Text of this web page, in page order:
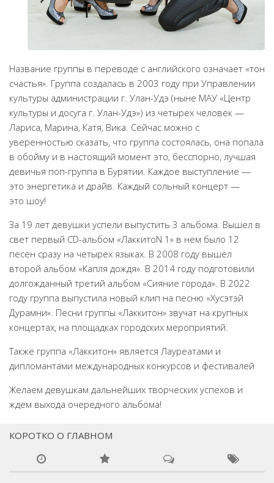
Название группы в переводе с английского означает «тон
счастья». Группа создалась в 2003 году при Управлении
культуры администрации г. Улан-Удэ (ныне МАУ «Центр
культуры и досуга г. Улан-Удэ») из четырех человек —
Лариса, Марина, Катя, Вика. Сейчас можно с
уверенностью сказать, что группа состоялась, она попала
в обойму и в настоящий момент это, бесспорно, лучшая
девичья поп-группа в Бурятии. Каждое выступление —
это энергетика и драйв. Каждый сольный концерт —
это шоу!
За 19 лет девушки успели выпустить 3 альбома. Вышел в
свет первый CD-альбом «ЛаккитоN 1» в нем было 12
песен сразу на четырех языках. В 2008 году вышел
второй альбом «Капля дождя». В 2014 году подготовили
долгожданный третий альбом «Сияние города». В 2022
году группа выпустила новый клип на песню «Хусэтэй
Дурамни». Песни группы «Лаккитон» звучат на крупных
концертах, на площадках городских мероприятий.
Также группа «Лаккитон» является Лауреатами и
дипломантами международных конкурсов и фестивалей
Желаем девушкам дальнейших творческих успехов и
ждем выхода очередного альбома!
КОРОТКО О ГЛАВНОМ